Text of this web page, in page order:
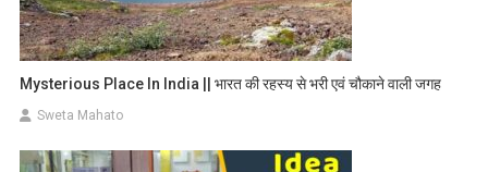
Mysterious Place In India || भारत की रहस्य से भरी एवं चौकाने वाली जगह
Sweta Mahato